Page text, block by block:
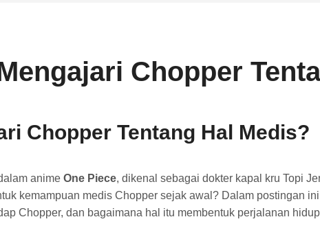
Chopper
Chopper Tentang Hal Medis?
anime One Piece, dikenal sebagai dokter kapal kru Topi
kemampuan medis Chopper sejak awal? Dalam postingan
Chopper, dan bagaimana hal itu membentuk perjalanan